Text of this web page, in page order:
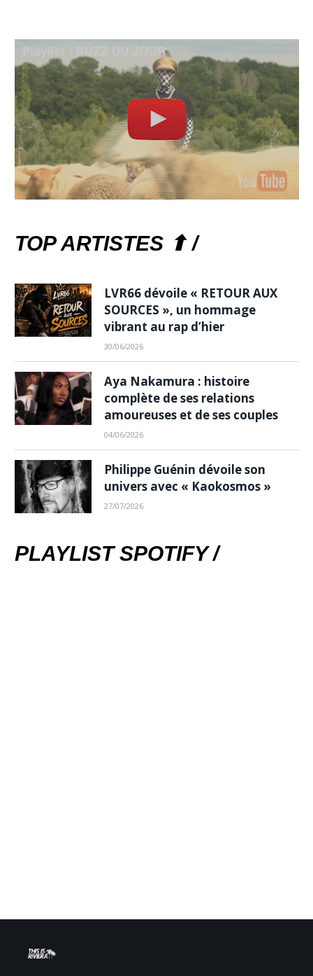
TOP ARTISTES ⬆ /
LVR66 dévoile « RETOUR AUX
SOURCES », un hommage
vibrant au rap d’hier
30/06/2026
Aya Nakamura : histoire
complète de ses relations
amoureuses et de ses couples
04/06/2026
Philippe Guénin dévoile son
univers avec « Kaokosmos »
27/07/2026
PLAYLIST SPOTIFY /